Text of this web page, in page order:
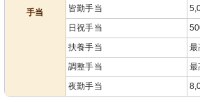
手当
皆勤手当
日祝手当
扶養手当
最
調整手当
最
夜勤手当